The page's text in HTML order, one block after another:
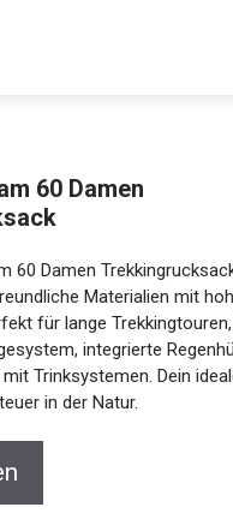
60 Damen
60 Damen Trekkingrucksack
Materialien mit
für lange Trekkingtouren,
Tragesystem, integrierte
mit
für Abenteuer in der Natur.
Sale
Produkte im Sale
anschauen